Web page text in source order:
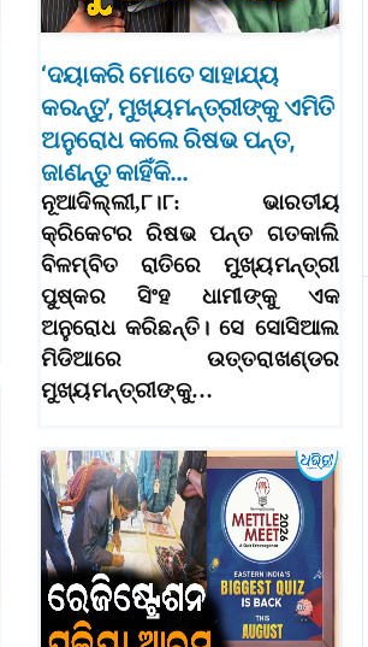
‘ଦୟାକରି ମୋତେ ସାହାଯ୍ୟ
କରନ୍ତୁ’, ମୁଖ୍ୟମନ୍ତ୍ରୀଙ୍କୁ ଏମିତି
ଅନୁରୋଧ କଲେ ରିଷଭ ପନ୍ତ,
ଜାଣନ୍ତୁ କାହିଁକି…
ନୂଆଦିଲ୍ଲୀ,୮।୮: ଭାରତୀୟ
କ୍ରିକେଟର ରିଷଭ ପନ୍ତ ଗତକାଲି
ବିଳମ୍ବିତ ରାତିରେ ମୁଖ୍ୟମନ୍ତ୍ରୀ
ପୁଷ୍କର ସିଂହ ଧାମୀଙ୍କୁ ଏକ
ଅନୁରୋଧ କରିଛନ୍ତି। ସେ ସୋସିଆଲ
ମିଡିଆରେ ଉତ୍ତରାଖଣ୍ଡର
ମୁଖ୍ୟମନ୍ତ୍ରୀଙ୍କୁ…